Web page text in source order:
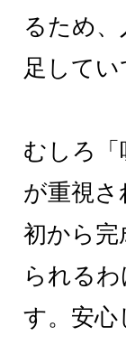
るため
足してい
むしろ「
が重視
初から
られる
す。安心